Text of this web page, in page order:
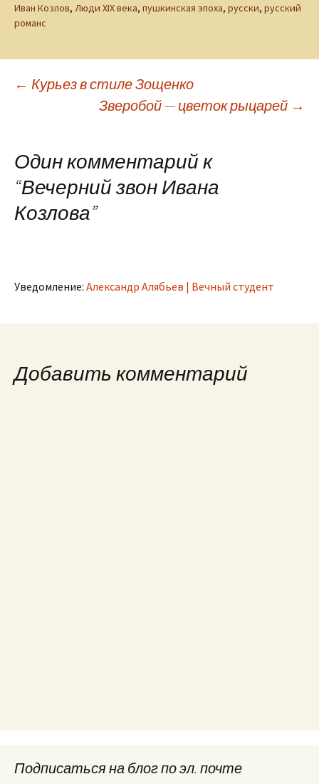
Иван Козлов, Люди XIX века, пушкинская эпоха, русски, русский
романс
Навигация
записям
← Курьез в стиле Зощенко
Зверобой — цветок рыцарей →
Один комментарий к
“Вечерний звон Ивана
Козлова”
Уведомление: Александр Алябьев | Вечный студент
Добавить комментарий
Подписаться на блог по эл. почте